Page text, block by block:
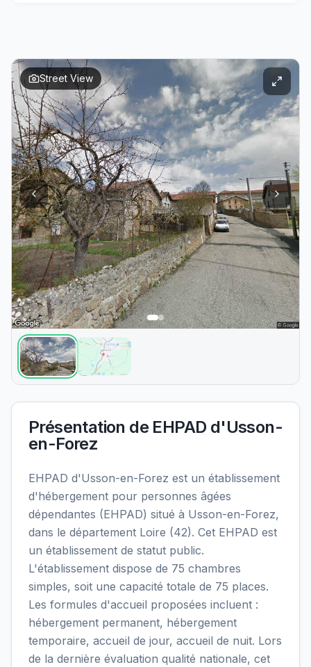
Street View
Présentation de EHPAD d'Usson-
en-Forez
EHPAD d'Usson-en-Forez est un établissement
d'hébergement pour personnes âgées
dépendantes (EHPAD) situé à Usson-en-Forez,
dans le département Loire (42). Cet EHPAD est
un établissement de statut public.
L'établissement dispose de 75 chambres
simples, soit une capacité totale de 75 places.
Les formules d'accueil proposées incluent :
hébergement permanent, hébergement
temporaire, accueil de jour, accueil de nuit. Lors
de la dernière évaluation qualité nationale, cet